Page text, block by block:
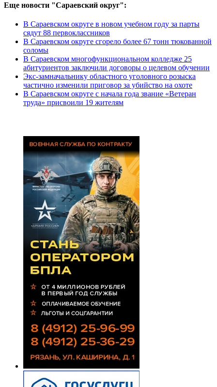
Еще новости "Сараевский округ":
В Сараевском округе в новом учебном году за парты
сядут 88 первоклассников
В Сараевском округе сгорело более 67 тонн тюкованной
соломы
В Сараевском многофункциональном колледже 25
абитуриентов заключили договоры о целевом обучении
Экс-замначальнику областного уголовного розыска
частично изменили приговор за убийство на охоте
В Сараевском округе с начала года звание «Ветеран
труда» присвоили 19 жителям